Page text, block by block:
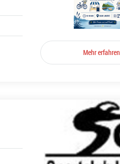
Mehr erfahren